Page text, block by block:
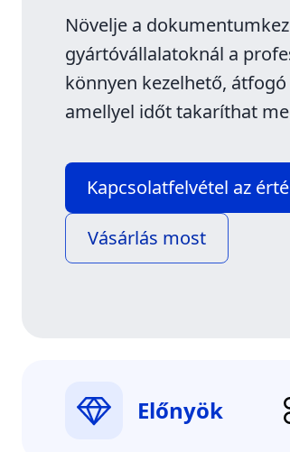
Növelje a
gyártóvállalatoknál a
könnyen kezelhető,
amellyel időt takaríthat
Kapcsolatfelvétel az
Vásárlás most
Előnyök